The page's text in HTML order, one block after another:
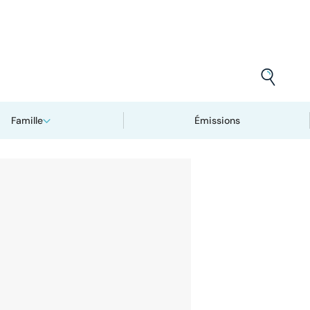
Famille Émissions